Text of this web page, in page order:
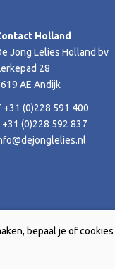
Holland
Jong Lelies Holland bv
28
AE Andijk
+31 (0)228 591 400
+31 (0)228 592 837
bepaal je of